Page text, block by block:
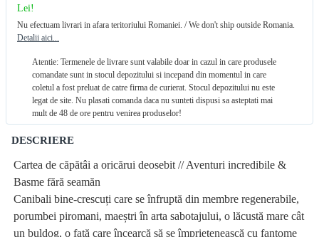
Lei!
Nu efectuam livrari in afara teritoriului Romaniei. / We don't ship outside Romania.
Detalii aici...
Atentie: Termenele de livrare sunt valabile doar in cazul in care produsele
comandate sunt in stocul depozitului si incepand din momentul in care
coletul a fost preluat de catre firma de curierat. Stocul depozitului nu este
legat de site. Nu plasati comanda daca nu sunteti dispusi sa asteptati mai
mult de 48 de ore pentru venirea produselor!
DESCRIERE
Cartea de căpătâi a oricărui deosebit // Aventuri incredibile &
Basme fără seamăn
Canibali bine-crescuți care se înfruptă din membre regenerabile,
porumbei piromani, maeștri în arta sabotajului, o lăcustă mare cât
un buldog, o fată care încearcă să se împrietenească cu fantome